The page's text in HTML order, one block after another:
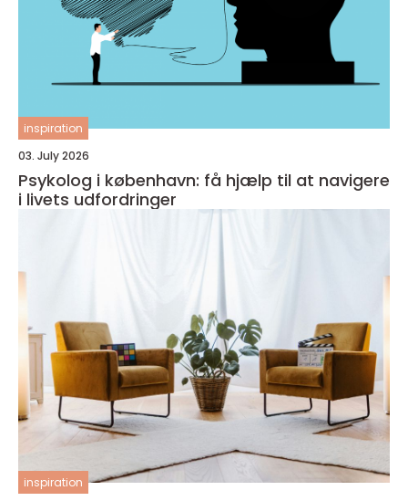
inspiration
03. July 2026
Psykolog i københavn: få hjælp til at navigere
i livets udfordringer
inspiration